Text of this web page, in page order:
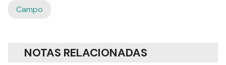
Campo
NOTAS RELACIONADAS